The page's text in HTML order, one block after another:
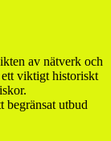
av nätverk och
viktigt historiskt
begränsat utbud